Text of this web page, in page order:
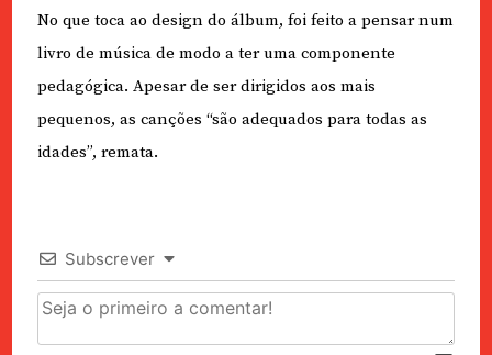
No que toca ao design do álbum, foi feito a pensar num
livro de música de modo a ter uma componente
pedagógica. Apesar de ser dirigidos aos mais
pequenos, as canções “são adequados para todas as
idades”, remata.
Subscrever